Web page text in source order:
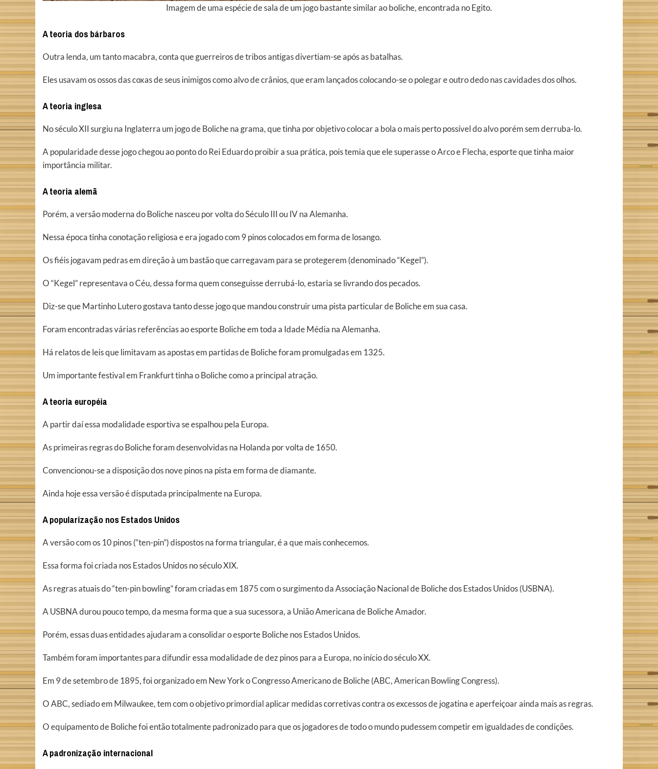
Imagem de uma espécie de sala de um jogo bastante similar ao boliche, encontrada no Egito.
A teoria dos bárbaros
Outra lenda, um tanto macabra, conta que guerreiros de tribos antigas divertiam-se após as batalhas.
Eles usavam os ossos das coxas de seus inimigos como alvo de crânios, que eram lançados colocando-se o polegar e outro dedo nas cavidades dos olhos.
A teoria inglesa
No século XII surgiu na Inglaterra um jogo de Boliche na grama, que tinha por objetivo colocar a bola o mais perto possível do alvo porém sem derruba-lo.
A popularidade desse jogo chegou ao ponto do Rei Eduardo proibir a sua prática, pois temia que ele superasse o Arco e Flecha, esporte que tinha maior
importância militar.
A teoria alemã
Porém, a versão moderna do Boliche nasceu por volta do Século III ou IV na Alemanha.
Nessa época tinha conotação religiosa e era jogado com 9 pinos colocados em forma de losango.
Os fiéis jogavam pedras em direção à um bastão que carregavam para se protegerem (denominado “Kegel”).
O “Kegel” representava o Céu, dessa forma quem conseguisse derrubá-lo, estaria se livrando dos pecados.
Diz-se que Martinho Lutero gostava tanto desse jogo que mandou construir uma pista particular de Boliche em sua casa.
Foram encontradas várias referências ao esporte Boliche em toda a Idade Média na Alemanha.
Há relatos de leis que limitavam as apostas em partidas de Boliche foram promulgadas em 1325.
Um importante festival em Frankfurt tinha o Boliche como a principal atração.
A teoria européia
A partir daí essa modalidade esportiva se espalhou pela Europa.
As primeiras regras do Boliche foram desenvolvidas na Holanda por volta de 1650.
Convencionou-se a disposição dos nove pinos na pista em forma de diamante.
Ainda hoje essa versão é disputada principalmente na Europa.
A popularização nos Estados Unidos
A versão com os 10 pinos (“ten-pin”) dispostos na forma triangular, é a que mais conhecemos.
Essa forma foi criada nos Estados Unidos no século XIX.
As regras atuais do “ten-pin bowling” foram criadas em 1875 com o surgimento da Associação Nacional de Boliche dos Estados Unidos (USBNA).
A USBNA durou pouco tempo, da mesma forma que a sua sucessora, a União Americana de Boliche Amador.
Porém, essas duas entidades ajudaram a consolidar o esporte Boliche nos Estados Unidos.
Também foram importantes para difundir essa modalidade de dez pinos para a Europa, no início do século XX.
Em 9 de setembro de 1895, foi organizado em New York o Congresso Americano de Boliche (ABC, American Bowling Congress).
O ABC, sediado em Milwaukee, tem com o objetivo primordial aplicar medidas corretivas contra os excessos de jogatina e aperfeiçoar ainda mais as regras.
O equipamento de Boliche foi então totalmente padronizado para que os jogadores de todo o mundo pudessem competir em igualdades de condições.
A padronização internacional